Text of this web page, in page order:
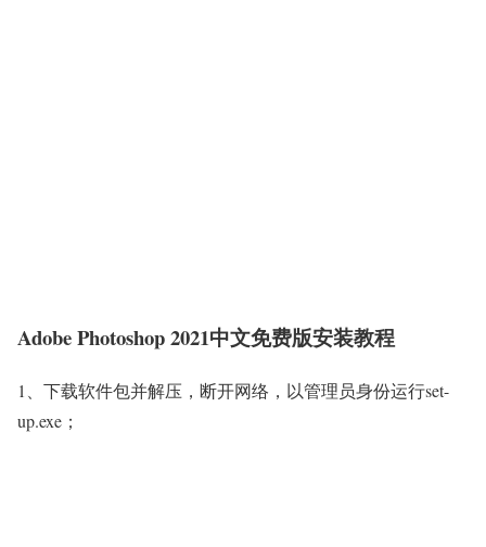
Adobe Photoshop 2021中文免费版安装教程
1、下载软件包并解压，断开网络，以管理员身份运行set-
up.exe；